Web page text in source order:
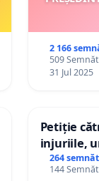
2 166
509
31 Jul 2025
Petiție
injuriile,
către
264
144